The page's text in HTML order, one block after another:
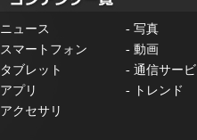
ニュース - 写真
スマートフォン - 動画
タブレット - 通信サー
アプリ -
トレンド
アクセサリ